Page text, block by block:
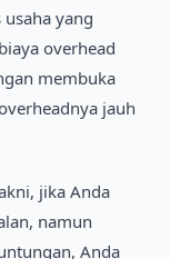
yang
overhead
membuka
jauh
jika Anda
namun
Anda